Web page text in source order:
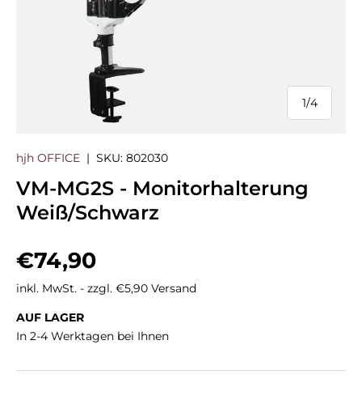
1/
von
4
hjh OFFICE | SKU: 802030
VM-MG2S - Monitorhalterung
Weiß/Schwarz
Normaler Preis
€74,90
inkl. MwSt. - zzgl. €5,90 Versand
AUF LAGER
In 2-4 Werktagen bei Ihnen